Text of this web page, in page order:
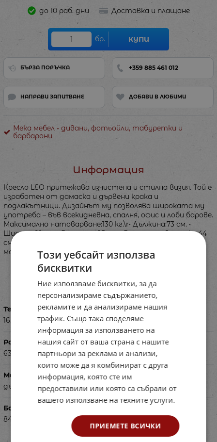
до 10 раб. дни Доставка и плащане
бр. КУПИ
БЪРЗА ПОРЪЧКА +359 885 461 012
НАПРАВИ ЗАПИТВАНЕ ДОБАВИ В ЛЮБИМИ
Мека мебел - дивани, фотьойли, табуретки и
барбарони
Информация
Кресло LEO притежава изчистена и стилна визия. Той е
изработен от дамаска и дървени крака и
подлакътници. Дизайнът му позволява широката му
употреба – във всекидневна, спалня, офис и лоби барове.
Максимално натоварване:130 кг.\r• Дължина:73 см. •
Ширина:69 см. • Височина:85 см. • Височина облегалка:44
см. • Височина седалка от земята:41 см. • Дълбочина на
модул:53 см.\rДоставя се в разглобен вид!
Характеристики
Тегло в кг
16.000
Размери на опаковката в см
63 x 40 x 69.5
Материал
дърво, дамаска
Баркод (ISBN, UPC, др.)
84013532904
Този уебсайт използва
бисквитки
Ние използваме бисквитки, за да
персонализираме съдържанието,
рекламите и да анализираме нашия
трафик. Също така споделяме
информация за използването на
нашия сайт от ваша страна с нашите
партньори за реклама и анализи,
които може да я комбинират с друга
информация, която сте им
предоставили или която са събрали от
вашето използване на техните услуги.
ПРИЕМЕТЕ ВСИЧКИ